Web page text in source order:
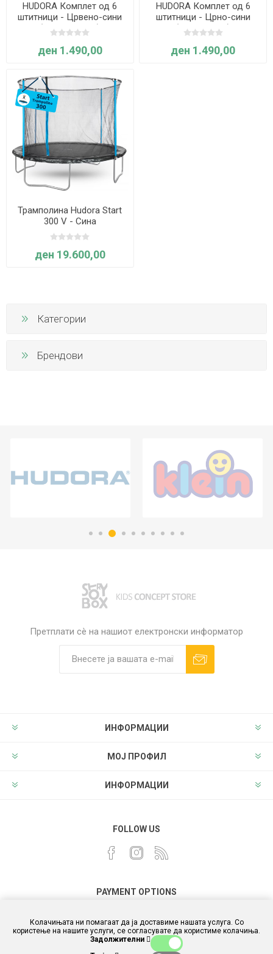
HUDORA Комплет од 6
штитници - Црвено-сини
(Големина XS)
ден 1.490,00
HUDORA Комплет од 6
штитници - Црно-сини
(Големина S)
ден 1.490,00
Трамполина Hudora Start
300 V - Сина
ден 19.600,00
Категории
Брендови
Претплати сè на нашиот електронски информатор
ИНФОРМАЦИИ
МОЈ ПРОФИЛ
ИНФОРМАЦИИ
FOLLOW US
PAYMENT OPTIONS
Колачињата ни помагаат да ја доставиме нашата услуга. Со
користење на нашите услуги, се согласувате да користиме колачиња.
Задолжителни